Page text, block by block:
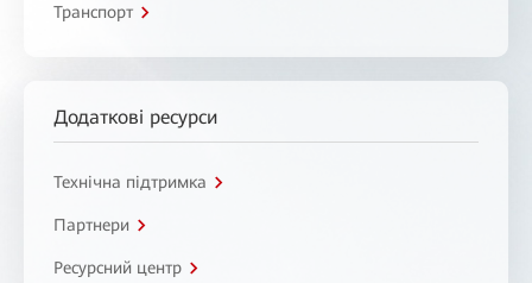
Транспорт
Додаткові ресурси
Технічна підтримка
Партнери
Ресурсний центр